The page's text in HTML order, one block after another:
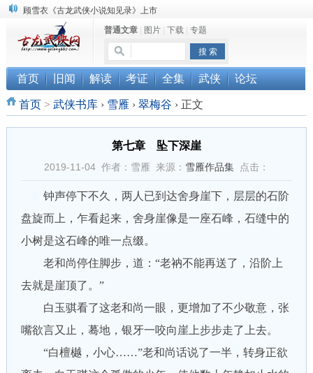
顾雪衣《古龙武侠小说知见录》上市
“武侠书库”查缺补漏活动圆满结束
《古龙小说原貌探究》修订版已上市
普通文章| 图片| 下载| 专题
首页 旧闻 解读 考证 全集 武侠 论坛
首页> 武侠书库 › 雪雁 › 翠梅谷 ›正文
第七章 坠下深崖
2019-11-04 作者：雪雁 来源： 雪雁作品集点击：
钟声停下不久，两人已到达舍身崖下，层层的石阶
盘旋而上，乍看起来，舍身崖像是一座石峰，石缝中的
小树是这石峰的唯一点缀。
老和尚停住脚步，道：“老衲不能再送了，沿阶上
去就是崖顶了。”
白玉骐看了这老和尚一眼，更增加了不少敬意，张
嘴欲言又止，蓦地，银牙一咬向崖上步步走了上去。
“白檀樾，小心……”老和尚话说了一半，转身正欲